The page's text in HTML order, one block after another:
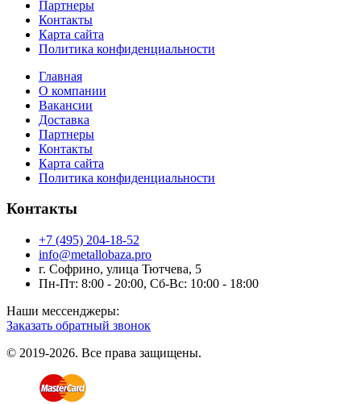
Партнеры
Контакты
Карта сайта
Политика конфиденциальности
Главная
О компании
Вакансии
Доставка
Партнеры
Контакты
Карта сайта
Политика конфиденциальности
Контакты
+7 (495) 204-18-52
info@metallobaza.pro
г. Софрино, улица Тютчева, 5
Пн-Пт: 8:00 - 20:00, Сб-Вс: 10:00 - 18:00
Наши мессенджеры:
Заказать обратный звонок
© 2019-2026. Все права защищены.